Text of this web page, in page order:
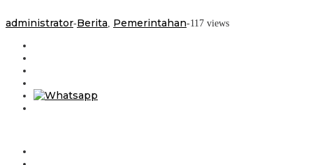
administrator-Berita Pemerintahan-117 views